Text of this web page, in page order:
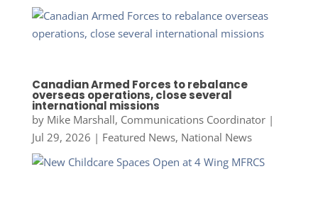
Canadian Armed Forces to rebalance
overseas operations, close several
international missions
by Mike Marshall, Communications Coordinator|
Jul 29, 2026 | Featured News, National News